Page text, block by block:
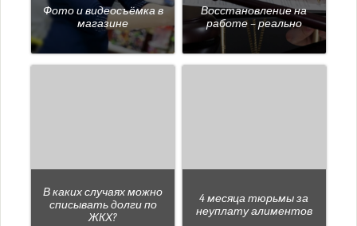
Фото и видеосъёмка в
магазине
Восстановление на
работе – реально
В каких случаях можно
списывать долги по
ЖКХ?
4 месяца тюрьмы за
неуплату алиментов